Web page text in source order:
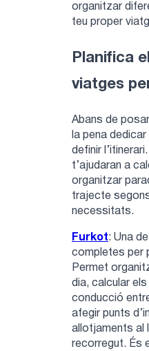
organitzar
teu proper
Planifica
viatges
Abans de
la pena
definir
t’ajudaran a
organitzar
trajecte
necessitats.
Furkot: Una
completes per
Permet
dia, calcular
conducció
afegir punts
allotjaments al
recorregut. És